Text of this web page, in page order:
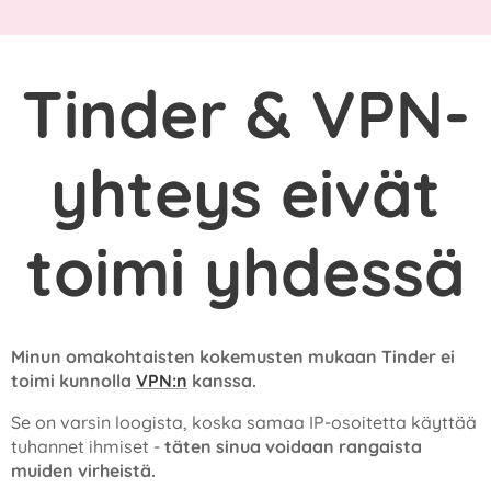
Tinder & VPN-
yhteys eivät
toimi yhdessä
Minun omakohtaisten kokemusten mukaan Tinder ei
toimi kunnolla VPN:n kanssa.
Se on varsin loogista, koska samaa IP-osoitetta käyttää
tuhannet ihmiset - täten sinua voidaan rangaista
muiden virheistä.